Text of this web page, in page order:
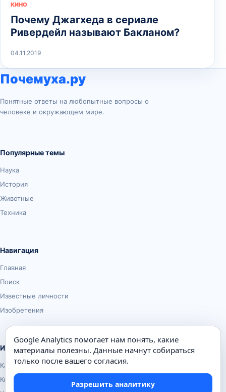
КИНО
Почему Джагхеда в сериале
Ривердейл называют Бакланом?
04.11.2019
Почемуха.ру
Понятные ответы на любопытные вопросы о
человеке и окружающем мире.
Популярные темы
Наука
История
Животные
Техника
Навигация
Главная
Поиск
Известные личности
Изобретения
Информация
Карта сайта
Контакты
Google Analytics помогает нам понять, какие
материалы полезны. Данные начнут собираться
только после вашего согласия.
Разрешить аналитику